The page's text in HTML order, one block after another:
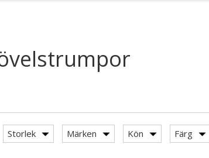
Storlek Märken Kön Färg